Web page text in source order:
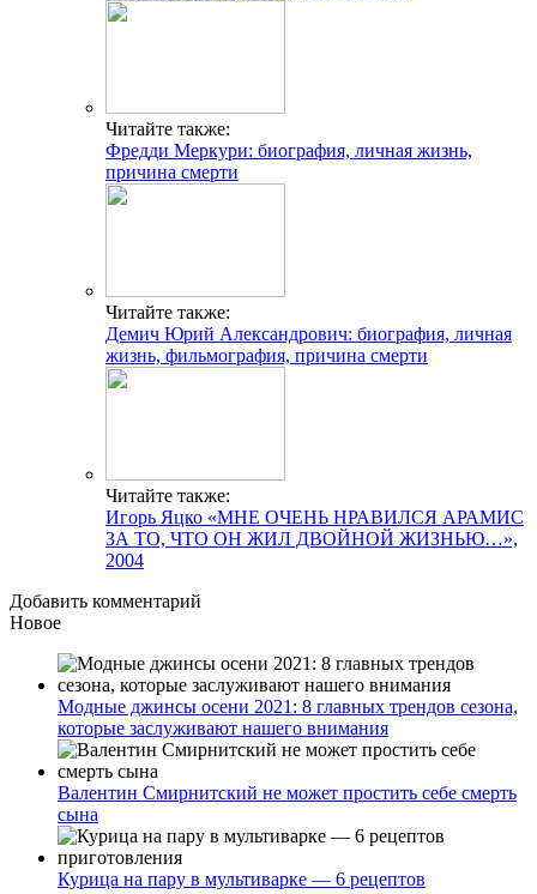
Читайте также:
Фредди Меркури: биография, личная жизнь,
причина смерти
Читайте также:
Демич Юрий Александрович: биография, личная
жизнь, фильмография, причина смерти
Читайте также:
Игорь Яцко «МНЕ ОЧЕНЬ НРАВИЛСЯ АРАМИС
ЗА ТО, ЧТО ОН ЖИЛ ДВОЙНОЙ ЖИЗНЬЮ…»,
2004
Добавить комментарий
Новое
Модные джинсы осени 2021: 8 главных трендов сезона,
которые заслуживают нашего внимания
Валентин Смирнитский не может простить себе смерть
сына
Курица на пару в мультиварке — 6 рецептов